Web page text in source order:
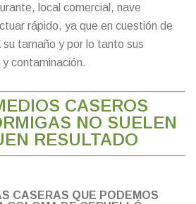
local comercial, nave
rápido, ya que en cuestión de
tamaño y por lo tanto sus
contaminación.
CASEROS
NO SUELEN
RESULTADO
CASERAS QUE PODEMOS